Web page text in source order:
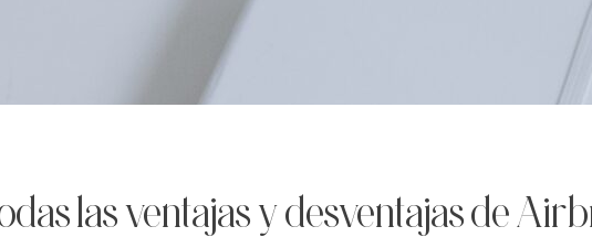
las ventajas y desventajas de